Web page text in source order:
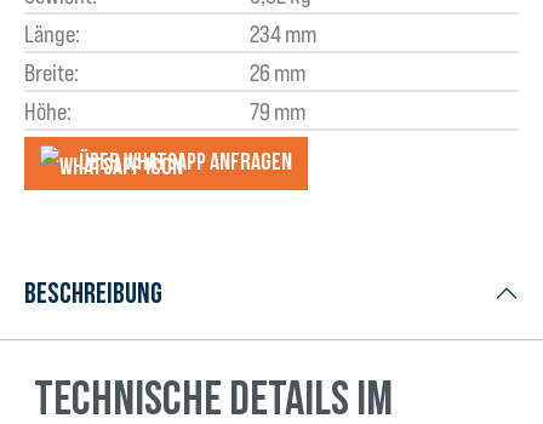
Länge:
234 mm
Breite:
26 mm
Höhe:
79 mm
Über WhatsApp anfragеn
Beschreibung
Technische Details im